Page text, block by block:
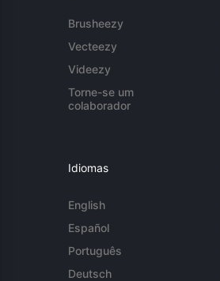
Brusheezy
Vecteezy
Videezy
Torne-se um
colaborador
Idiomas
English
Español
Português
Deutsch